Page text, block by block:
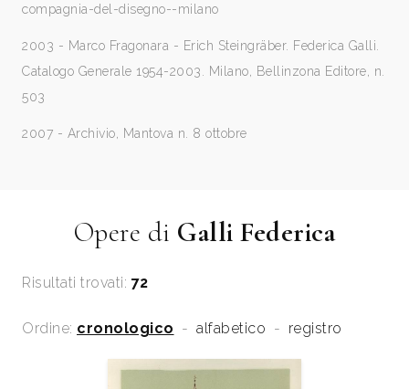
compagnia-del-disegno--milano
2003 - Marco Fragonara - Erich Steingräber. Federica Galli.
Catalogo Generale 1954-2003. Milano, Bellinzona Editore, n.
503
2007 - Archivio, Mantova n. 8 ottobre
Opere di Galli Federica
Risultati trovati: 72
Ordine: cronologico - alfabetico - registro